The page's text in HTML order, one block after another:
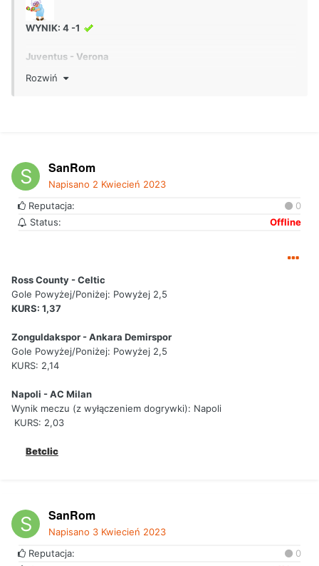
WYNIK: 4 -1
Juventus - Verona
Wynik meczu (z wyłączeniem dogrywki): Juventus
WYNIK; 0 - 4
Gole Powyżej/Poniżej: Powyżej 2,5 Kurs: 1,37
Rozwiń
SanRom
Napisano 2 Kwiecień 2023
Reputacja:
0
Status:
Offline
Ross County - Celtic
Gole Powyżej/Poniżej: Powyżej 2,5
KURS: 1,37
Zonguldakspor - Ankara Demirspor
Gole Powyżej/Poniżej: Powyżej 2,5
KURS: 2,14
Napoli - AC Milan
Wynik meczu (z wyłączeniem dogrywki): Napoli
KURS: 2,03
Betclic
SanRom
Napisano 3 Kwiecień 2023
Reputacja:
0